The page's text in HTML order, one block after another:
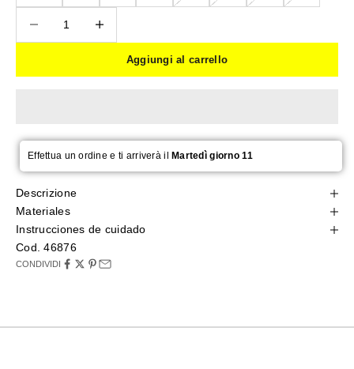
Aggiungi al carrello
Effettua un ordine e ti arriverà il Martedì giorno 11
Descrizione
Materiales
Instrucciones de cuidado
Cod. 46876
CONDIVIDI